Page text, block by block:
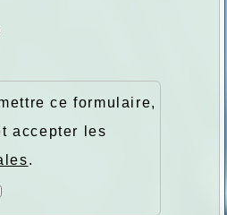
ce formulaire,
accepter les
.